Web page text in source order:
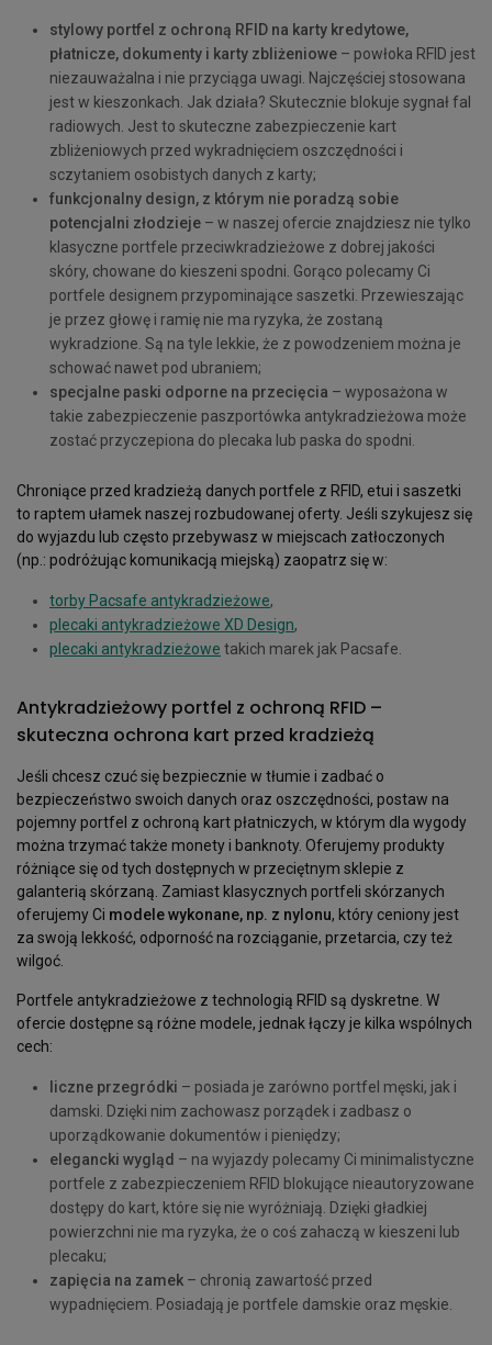
stylowy portfel z ochroną RFID na karty kredytowe,
płatnicze, dokumenty i karty zbliżeniowe – powłoka RFID jest
niezauważalna i nie przyciąga uwagi. Najczęściej stosowana
jest w kieszonkach. Jak działa? Skutecznie blokuje sygnał fal
radiowych. Jest to skuteczne zabezpieczenie kart
zbliżeniowych przed wykradnięciem oszczędności i
sczytaniem osobistych danych z karty;
funkcjonalny design, z którym nie poradzą sobie
potencjalni złodzieje – w naszej ofercie znajdziesz nie tylko
klasyczne portfele przeciwkradzieżowe z dobrej jakości
skóry, chowane do kieszeni spodni. Gorąco polecamy Ci
portfele designem przypominające saszetki. Przewieszając
je przez głowę i ramię nie ma ryzyka, że zostaną
wykradzione. Są na tyle lekkie, że z powodzeniem można je
schować nawet pod ubraniem;
specjalne paski odporne na przecięcia – wyposażona w
takie zabezpieczenie paszportówka antykradzieżowa może
zostać przyczepiona do plecaka lub paska do spodni.
Chroniące przed kradzieżą danych portfele z RFID, etui i saszetki
to raptem ułamek naszej rozbudowanej oferty. Jeśli szykujesz się
do wyjazdu lub często przebywasz w miejscach zatłoczonych
(np.: podróżując komunikacją miejską) zaopatrz się w:
torby Pacsafe antykradzieżowe,
plecaki antykradzieżowe XD Design,
plecaki antykradzieżowe takich marek jak Pacsafe.
Antykradzieżowy portfel z ochroną RFID –
skuteczna ochrona kart przed kradzieżą
Jeśli chcesz czuć się bezpiecznie w tłumie i zadbać o
bezpieczeństwo swoich danych oraz oszczędności, postaw na
pojemny portfel z ochroną kart płatniczych, w którym dla wygody
można trzymać także monety i banknoty. Oferujemy produkty
różniące się od tych dostępnych w przeciętnym sklepie z
galanterią skórzaną. Zamiast klasycznych portfeli skórzanych
oferujemy Ci modele wykonane, np. z nylonu, który ceniony jest
za swoją lekkość, odporność na rozciąganie, przetarcia, czy też
wilgoć.
Portfele antykradzieżowe z technologią RFID są dyskretne. W
ofercie dostępne są różne modele, jednak łączy je kilka wspólnych
cech:
liczne przegródki – posiada je zarówno portfel męski, jak i
damski. Dzięki nim zachowasz porządek i zadbasz o
uporządkowanie dokumentów i pieniędzy;
elegancki wygląd – na wyjazdy polecamy Ci minimalistyczne
portfele z zabezpieczeniem RFID blokujące nieautoryzowane
dostępy do kart, które się nie wyróżniają. Dzięki gładkiej
powierzchni nie ma ryzyka, że o coś zahaczą w kieszeni lub
plecaku;
zapięcia na zamek – chronią zawartość przed
wypadnięciem. Posiadają je portfele damskie oraz męskie.